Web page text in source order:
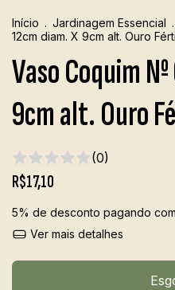
Início . Jardinagem Essencial .
12cm diam. X 9cm alt. Ouro
Vaso Coquim
9cm alt. Ouro
(0)
R$17,10
5% de desconto pagando
Ver mais detalhes